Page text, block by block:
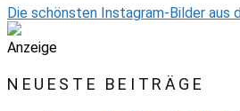
Die schönsten Instagram-Bilder aus
Anzeige
NEUESTE BEITRÄGE